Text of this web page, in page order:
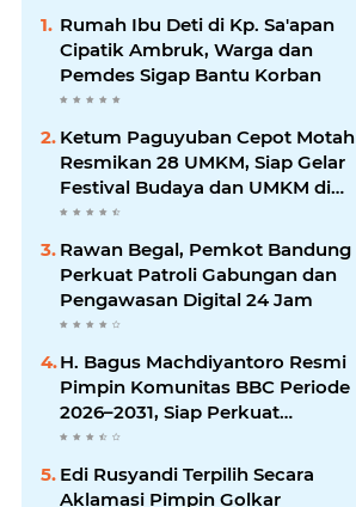
Rumah Ibu Deti di Kp. Sa'apan
Cipatik Ambruk, Warga dan
Pemdes Sigap Bantu Korban
Ketum Paguyuban Cepot Motah
Resmikan 28 UMKM, Siap Gelar
Festival Budaya dan UMKM di
Jalan Braga
Rawan Begal, Pemkot Bandung
Perkuat Patroli Gabungan dan
Pengawasan Digital 24 Jam
H. Bagus Machdiyantoro Resmi
Pimpin Komunitas BBC Periode
2026–2031, Siap Perkuat
Solidaritas dan Hadirkan
Masyarakat
Edi Rusyandi Terpilih Secara
Aklamasi Pimpin Golkar